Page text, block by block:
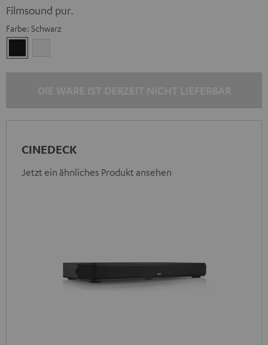
Filmsound pur.
Farbe: Schwarz
CINEDECK
Jetzt ein ähnliches Produkt ansehen